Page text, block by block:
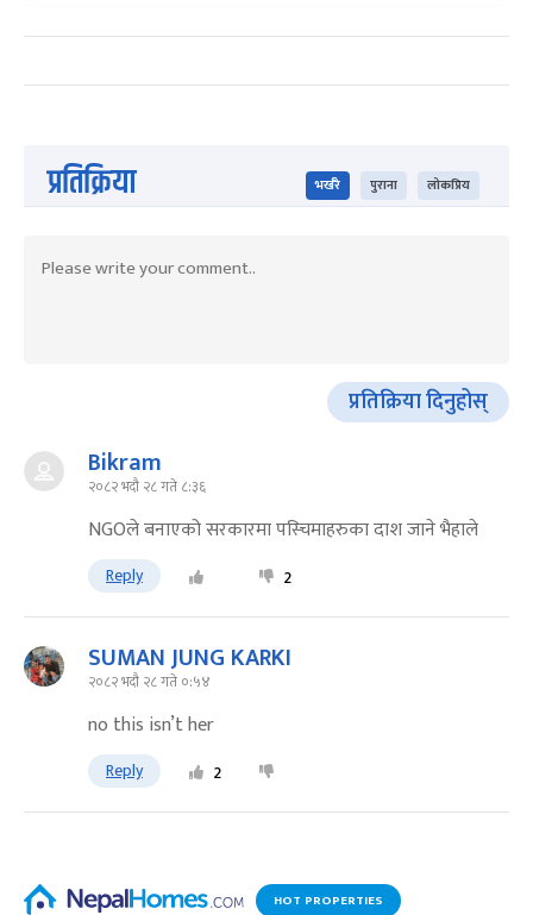
प्रतिक्रिया भर्खरै पुराना लोकप्रिय
प्रतिक्रिया दिनुहोस्
Bikram
२०८२ भदौ २८ गते ८:३६
NGOले बनाएको सरकारमा पस्चिमाहरुका दाश जाने भैहाले
Reply 2
SUMAN JUNG KARKI
२०८२ भदौ २८ गते ०:५४
no this isn’t her
Reply 2
HOT PROPERTIES